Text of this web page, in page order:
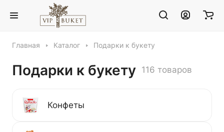
Главная Каталог Подарки к букету
Подарки к букету 116 товаров
Конфеты